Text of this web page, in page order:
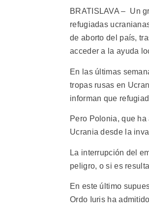
BRATISLAVA – Un
refugiadas
de aborto del país,
acceder a la ayuda
En las últimas
tropas rusas en
informan que
Pero Polonia, que
Ucrania desde la
La interrupción del
peligro, o si es
En este último
Ordo Iuris ha